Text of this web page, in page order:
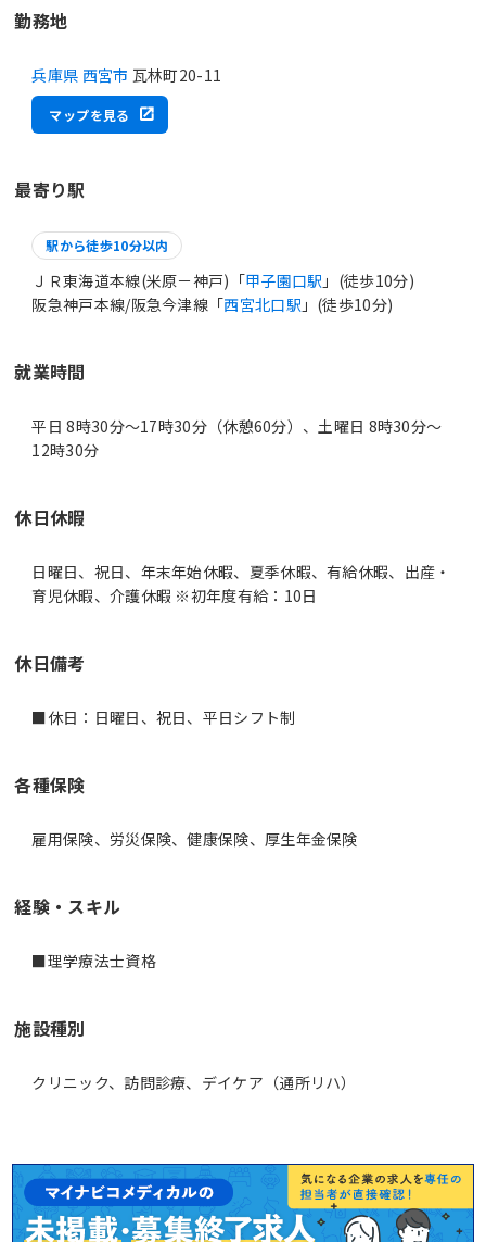
勤務地
兵庫県 西宮市 瓦林町20-11
マップを見る
最寄り駅
駅から徒歩10分以内
ＪＲ東海道本線(米原－神戸)「甲子園口駅 」(徒歩10分)
阪急神戸本線/阪急今津線「西宮北口駅 」(徒歩10分)
就業時間
平日 8時30分〜17時30分（休憩60分）、土曜日 8時30分〜
12時30分
休日休暇
日曜日、祝日、年末年始休暇、夏季休暇、有給休暇、出産・
育児休暇、介護休暇 ※初年度有給：10日
休日備考
■休日：日曜日、祝日、平日シフト制
各種保険
雇用保険、労災保険、健康保険、厚生年金保険
経験・スキル
■理学療法士資格
施設種別
クリニック、訪問診療、デイケア（通所リハ）